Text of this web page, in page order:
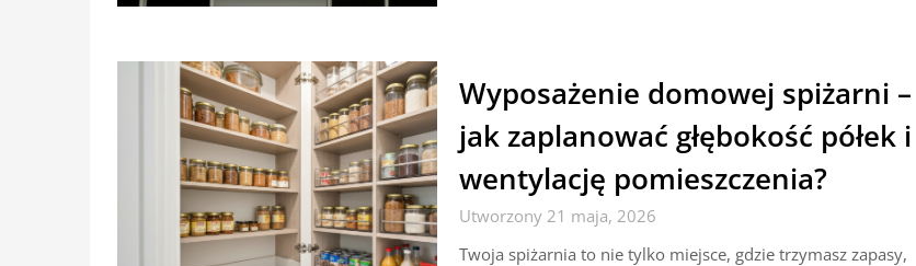
Wyposażenie domowej spiżarni –
jak zaplanować głębokość półek i
wentylację pomieszczenia?
Utworzony 21 maja, 2026
Twoja spiżarnia to nie tylko miejsce, gdzie trzymasz zapasy,